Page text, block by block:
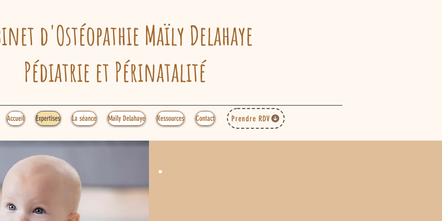
d'Ostéopathie Maïly Delahaye
Pédiatrie et Périnatalité
Accueil Expertises La séance Maïly Delahaye Ressources Contact Prendre RDV